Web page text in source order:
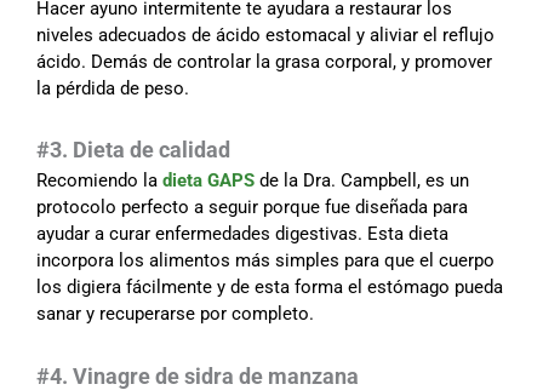
Hacer ayuno intermitente te ayudara a restaurar los
niveles adecuados de ácido estomacal y aliviar el reflujo
ácido. Demás de controlar la grasa corporal, y promover
la pérdida de peso.
#3. Dieta de calidad
Recomiendo la dieta GAPS de la Dra. Campbell, es un
protocolo perfecto a seguir porque fue diseñada para
ayudar a curar enfermedades digestivas. Esta dieta
incorpora los alimentos más simples para que el cuerpo
los digiera fácilmente y de esta forma el estómago pueda
sanar y recuperarse por completo.
#4. Vinagre de sidra de manzana